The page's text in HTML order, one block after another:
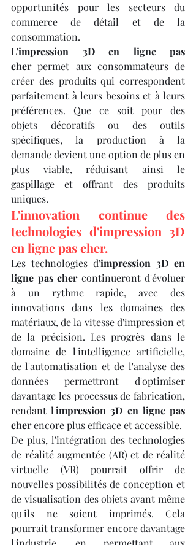
opportunités pour les secteurs du
commerce de détail et de la
consommation.
L'impression 3D en ligne pas
cher permet aux consommateurs de
créer des produits qui correspondent
parfaitement à leurs besoins et à leurs
préférences. Que ce soit pour des
objets décoratifs ou des outils
spécifiques, la production à la
demande devient une option de plus en
plus viable, réduisant ainsi le
gaspillage et offrant des produits
uniques.
L'innovation continue des
technologies d'impression 3D
en ligne pas cher.
Les technologies d'impression 3D en
ligne pas cher continueront d'évoluer
à un rythme rapide, avec des
innovations dans les domaines des
matériaux, de la vitesse d'impression et
de la précision. Les progrès dans le
domaine de l'intelligence artificielle,
de l'automatisation et de l'analyse des
données permettront d'optimiser
davantage les processus de fabrication,
rendant l'impression 3D en ligne pas
cher encore plus efficace et accessible.
De plus, l'intégration des technologies
de réalité augmentée (AR) et de réalité
virtuelle (VR) pourrait offrir de
nouvelles possibilités de conception et
de visualisation des objets avant même
qu'ils ne soient imprimés. Cela
pourrait transformer encore davantage